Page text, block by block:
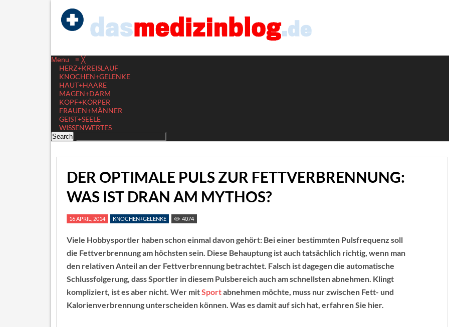
Menu ≡ ╳
HERZ+KREISLAUF
KNOCHEN+GELENKE
HAUT+HAARE
MAGEN+DARM
KOPF+KÖRPER
FRAUEN+MÄNNER
GEIST+SEELE
WISSENWERTES
DER OPTIMALE PULS ZUR FETTVERBRENNUNG:
WAS IST DRAN AM MYTHOS?
16 APRIL, 2014 KNOCHEN+GELENKE 4074
Viele Hobbysportler haben schon einmal davon gehört: Bei einer bestimmten Pulsfrequenz soll
die Fettverbrennung am höchsten sein. Diese Behauptung ist auch tatsächlich richtig, wenn man
den relativen Anteil an der Fettverbrennung betrachtet. Falsch ist dagegen die automatische
Schlussfolgerung, dass Sportler in diesem Pulsbereich auch am schnellsten abnehmen. Klingt
kompliziert, ist es aber nicht. Wer mitSportabnehmen möchte, muss nur zwischen Fett- und
Kalorienverbrennung unterscheiden können. Was es damit auf sich hat, erfahren Sie hier.